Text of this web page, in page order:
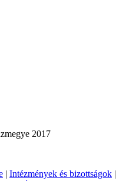
2017
| Intézmények és bizottságok |